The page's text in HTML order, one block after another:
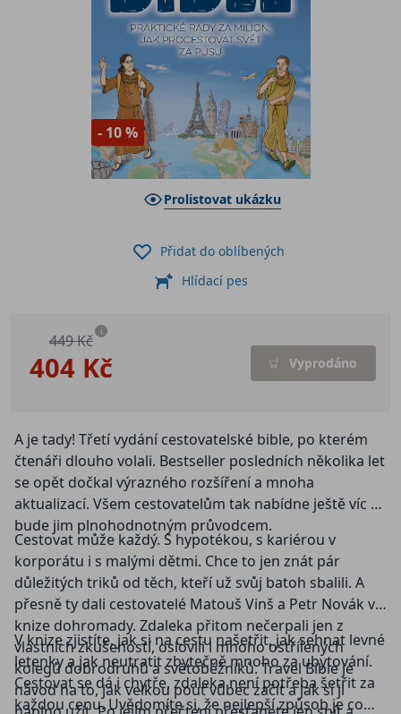
- 10 %
Prolistovat ukázku
404 Kč
449 Kč i
Vyprodáno
Přidat do oblíbených
Hlídací pes
A je tady! Třetí vydání cestovatelské bible, po kterém
čtenáři dlouho volali. Bestseller posledních několika let
se opět dočkal výrazného rozšíření a mnoha
aktualizací. Všem cestovatelům tak nabídne ještě víc a
bude jim plnohodnotným průvodcem.
Cestovat může každý. S hypotékou, s kariérou v
korporátu i s malými dětmi. Chce to jen znát pár
důležitých triků od těch, kteří už svůj batoh sbalili. A
přesně ty dali cestovatelé Matouš Vinš a Petr Novák v
knize dohromady. Zdaleka přitom nečerpali jen z
vlastních zkušeností, oslovili i mnoho ostřílených
kolegů dobrodruhů a světoběžníků. Travel Bible je
návod na to, jak velkou pouť vůbec začít a jak si ji
V knize zjistíte, jak si na cestu našetřit, jak sehnat levné
letenky a jak neutratit zbytečně mnoho za ubytování.
Cestovat se dá i chytře, zdaleka není potřeba šetřit za
každou cenu. Uvědomíte si, že nejlepší způsob je co